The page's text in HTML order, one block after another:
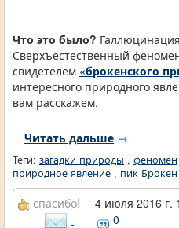
Что это было?
Сверхъестественный
свидетелем «брокенского
интересного природного
вам расскажем.
Читать дальше →
Теги: загадки природы , феномен
природное явление , пик Брокен
спасибо! 4 июля 2016 г.
0